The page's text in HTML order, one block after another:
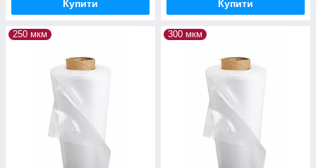
Купити Купити
250 мкм 300 мкм